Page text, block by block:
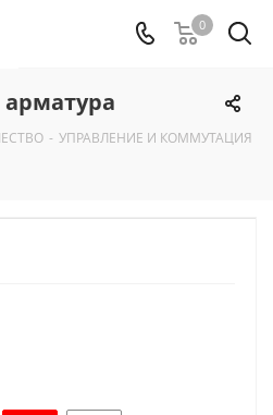
0
арматура
- УПРАВЛЕНИЕ И КОММУТАЦИЯ